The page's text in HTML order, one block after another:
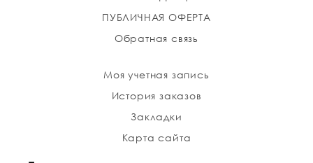
ПУБЛИЧНАЯ ОФЕРТА
Обратная связь
Моя учетная запись
История заказов
Закладки
Карта сайта